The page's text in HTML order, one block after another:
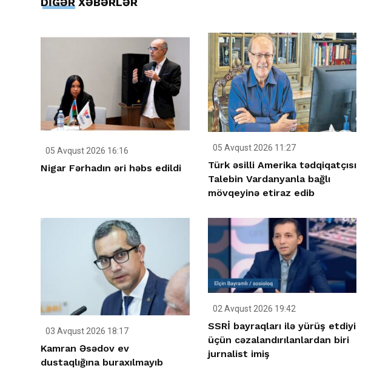
05 Avqust 2026 16:16
Nigar Fərhadın əri həbs edildi
05 Avqust 2026 11:27
Türk əsilli Amerika tədqiqatçısı
Talebin Vardanyanla bağlı
mövqeyinə etiraz edib
03 Avqust 2026 18:17
Kamran Əsədov ev
dustaqlığına buraxılmayıb
02 Avqust 2026 19:42
SSRİ bayraqları ilə yürüş etdiyi
üçün cəzalandırılanlardan biri
jurnalist imiş